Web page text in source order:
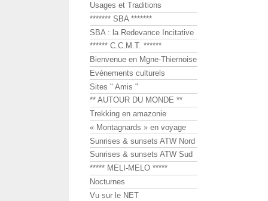
Usages et Traditions
******* SBA *******
SBA : la Redevance Incitative
****** C.C.M.T. ******
Bienvenue en Mgne-Thiernoise
Evénements culturels
Sites " Amis "
** AUTOUR DU MONDE **
Trekking en amazonie
« Montagnards » en voyage
Sunrises & sunsets ATW Nord
Sunrises & sunsets ATW Sud
***** MELI-MELO *****
Nocturnes
Vu sur le NET